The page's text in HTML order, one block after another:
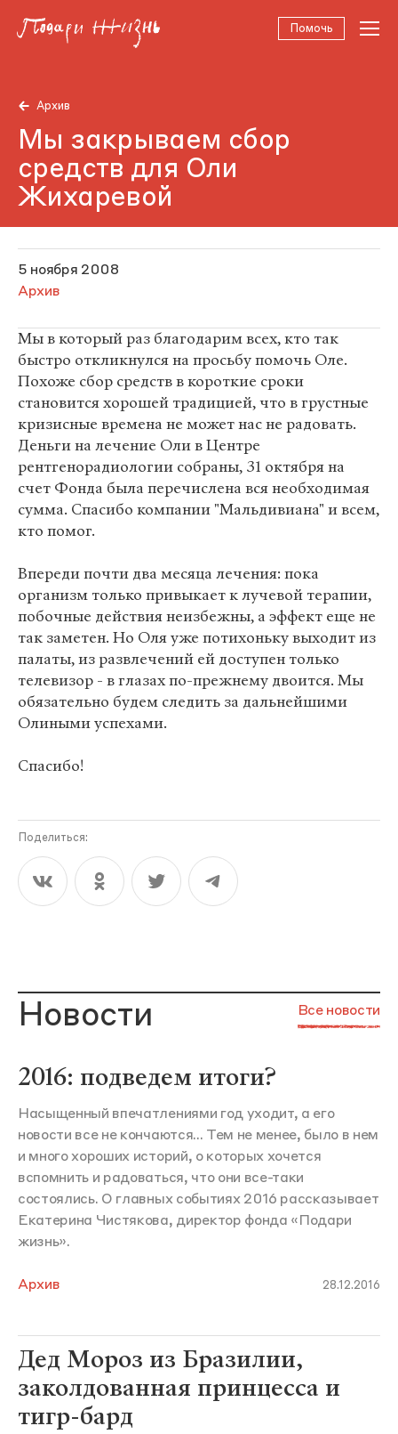
Помочь
Архив
Мы закрываем сбор
средств для Оли
Жихаревой
5 ноября 2008
Архив
Мы в который раз благодарим всех, кто так
быстро откликнулся на просьбу помочь Оле.
Похоже сбор средств в короткие сроки
становится хорошей традицией, что в грустные
кризисные времена не может нас не радовать.
Деньги на лечение Оли в Центре
рентгенорадиологии собраны, 31 октября на
счет Фонда была перечислена вся необходимая
сумма. Спасибо компании "Мальдивиана" и всем,
кто помог.
Впереди почти два месяца лечения: пока
организм только привыкает к лучевой терапии,
побочные действия неизбежны, а эффект еще не
так заметен. Но Оля уже потихоньку выходит из
палаты, из развлечений ей доступен только
телевизор - в глазах по-прежнему двоится. Мы
обязательно будем следить за дальнейшими
Олиными успехами.
Спасибо!
Поделиться:
Новости Все новости
2016: подведем итоги?
Насыщенный впечатлениями год уходит, а его
новости все не кончаются... Тем не менее, было в нем
и много хороших историй, о которых хочется
вспомнить и радоваться, что они все-таки
состоялись. О главных событиях 2016 рассказывает
Екатерина Чистякова, директор фонда «Подари
жизнь».
Архив 28.12.2016
Дед Мороз из Бразилии,
заколдованная принцесса и
тигр-бард